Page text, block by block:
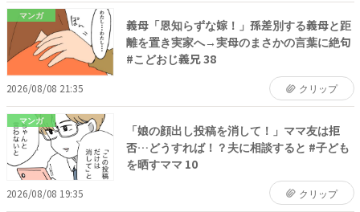
マンガ
義母「恩知らずな嫁！」孫差別する義母と距
離を置き実家へ→実母のまさかの言葉に絶句
#こどおじ義兄 38
2026/08/08 21:35 クリップ
マンガ
「娘の顔出し投稿を消して！」ママ友は拒
否…どうすれば！？夫に相談すると #子ども
を晒すママ 10
2026/08/08 19:35 クリップ